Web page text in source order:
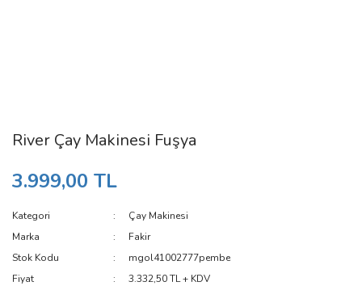
River Çay Makinesi Fuşya
3.999,00 TL
Kategori
Çay Makinesi
Marka
Fakir
Stok Kodu
mgol41002777pembe
Fiyat
3.332,50 TL + KDV